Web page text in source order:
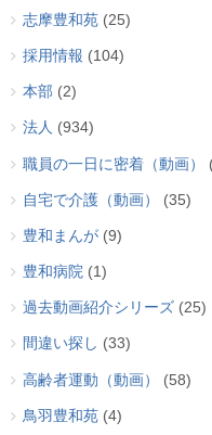
志摩豊和苑 (25)
採用情報 (104)
本部 (2)
法人 (934)
職員の一日に密着（動画）
自宅で介護（動画） (35)
豊和まんが (9)
豊和病院 (1)
過去動画紹介シリーズ (25)
間違い探し (33)
高齢者運動（動画） (58)
鳥羽豊和苑 (4)